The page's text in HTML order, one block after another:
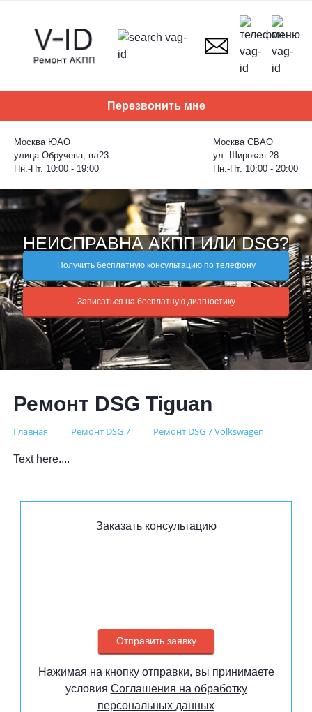
Перезвонить мне
Москва ЮАО
улица Обручева, вл23
Пн.-Пт. 10:00 - 19:00
Москва СВАО
ул. Широкая 28
Пн.-Пт. 10:00 - 20:00
НЕИСПРАВНА АКПП ИЛИ DSG?
Получить бесплатную консультацию по телефону
Записаться на бесплатную диагностику
Ремонт DSG Tiguan
Главная Ремонт DSG 7 Ремонт DSG 7 Volkswagen
Text here....
Заказать консультацию
Нажимая на кнопку отправки, вы принимаете
условия Соглашения на обработку
персональных данных